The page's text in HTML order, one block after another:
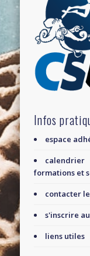
Infos
espace
calendrier
formations et
contacter le
s'inscrire au
liens utiles